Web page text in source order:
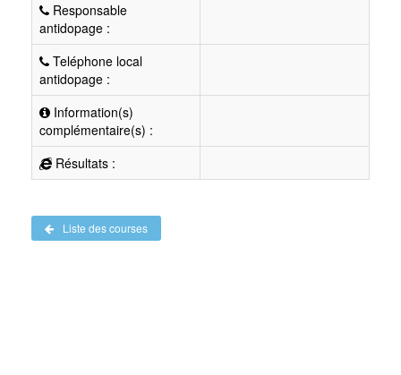
Responsable
antidopage :
Teléphone local
antidopage :
Information(s)
complémentaire(s) :
Résultats :
Liste des courses